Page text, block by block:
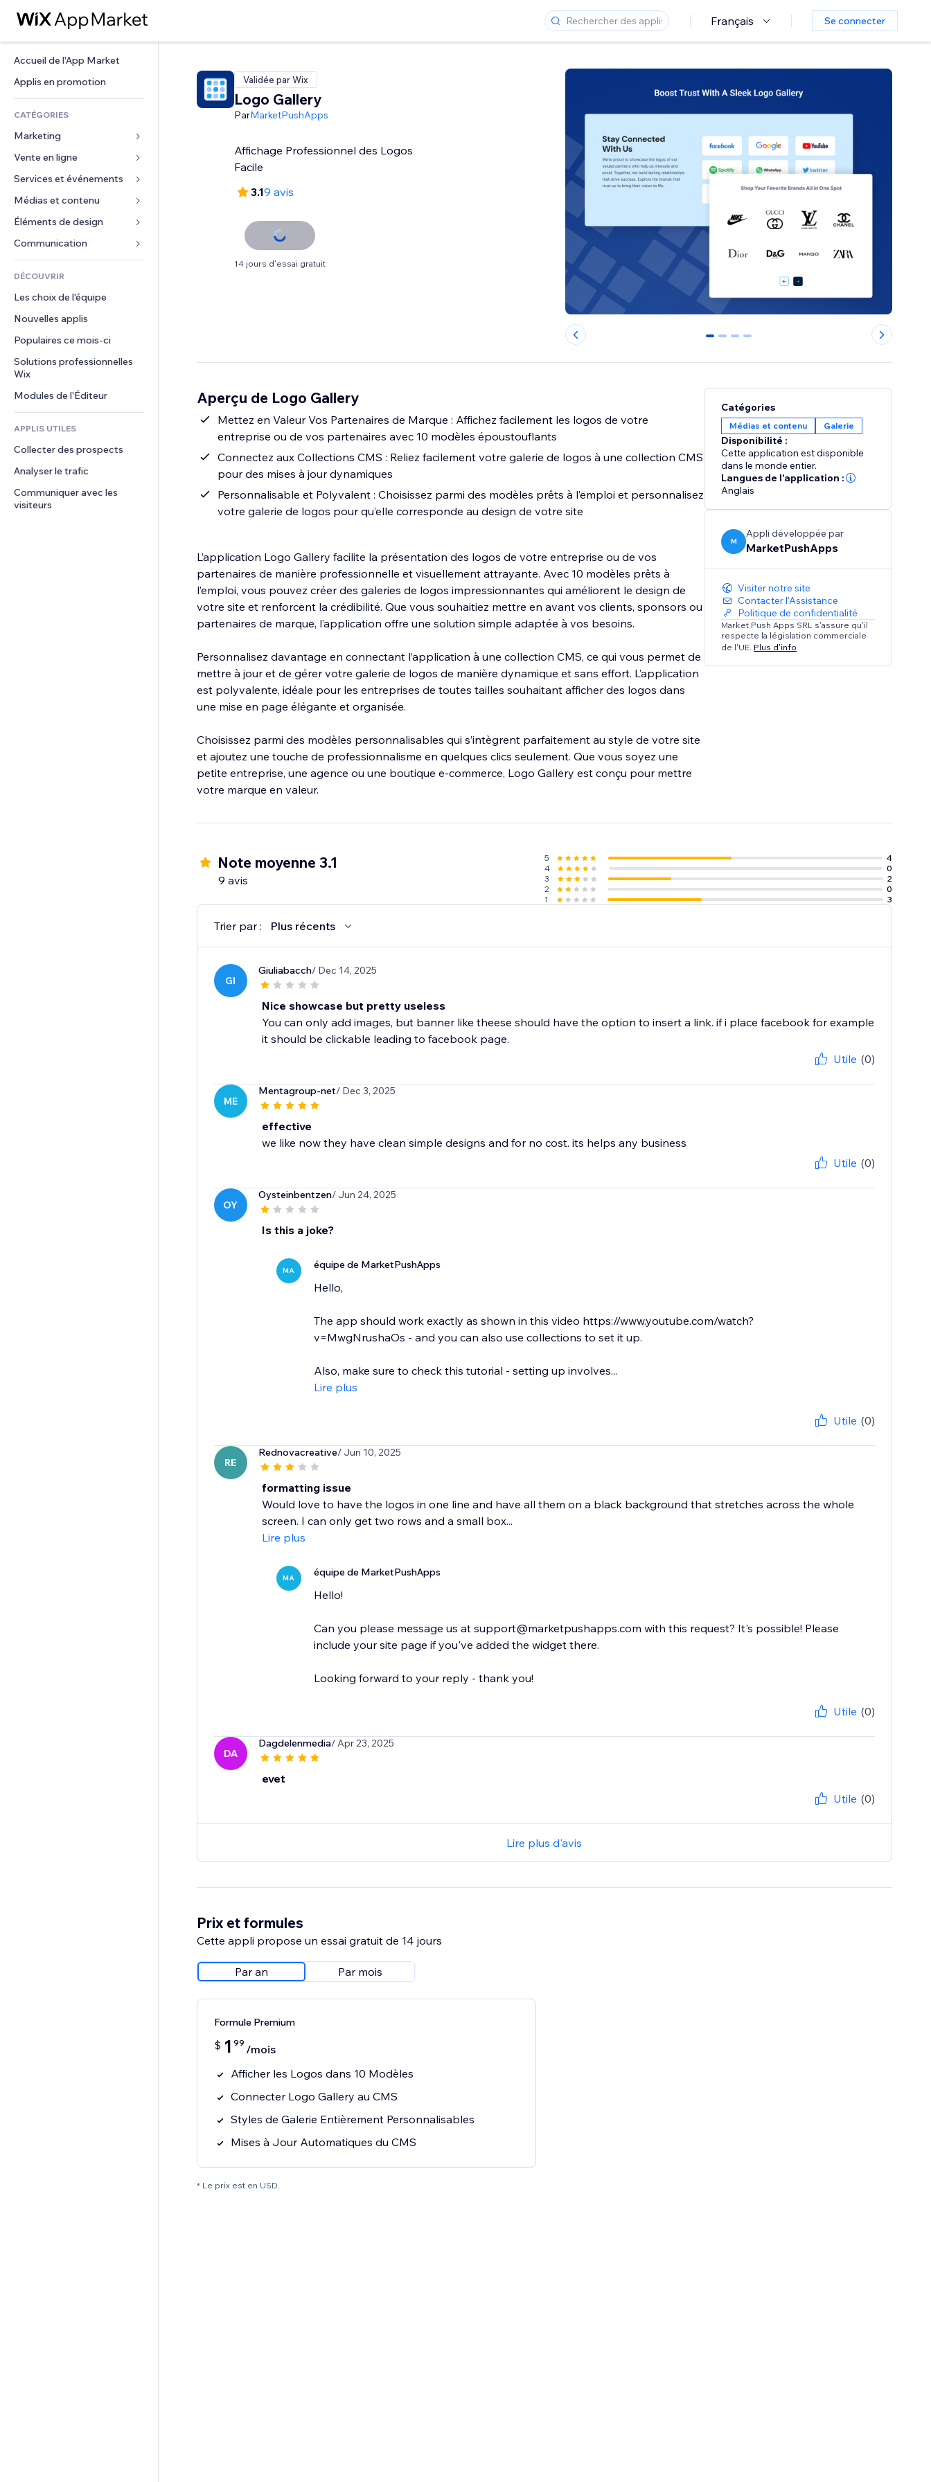
Français Se connecter
Accueil de l'App Market
Applis en promotion
CATÉGORIES
Marketing
Publicités
Mobile
Données analytiques
Réseaux sociaux
Classement de sites
E-mail
Vente en ligne
Applis pour les boutiques
Expédition et livraison
Boutons Vente
Comptabilité
Coupons et fidélisation
Solutions d'entreposage
Financement participatif
Alimentation et boissons
Services et événements
Hôtels
Événements
Restaurants
Immobilier
Réservations
Médias et contenu
Galerie
Musique
Podcasts
Photographie
Vidéo
PDF
Partage de fichiers
Actualités
Services de contenu
Effets de texte
Éléments de design
Cartes et navigation
Confidentialité
Horloge
Modèles de pages
Effets sur images
Boutons et menus
Bannières et badges
Calculateurs
Rechercher
Formulaires
Sondages
Chat
Commentaires
Téléphone
Communauté
Avis et commentaires
DÉCOUVRIR
Les choix de l'équipe
Nouvelles applis
Populaires ce mois‑ci
Solutions professionnelles
Wix
Modules de l'Éditeur
APPLIS UTILES
Collecter des prospects
Analyser le trafic
Communiquer avec les
visiteurs
Validée par Wix
Logo Gallery
ParMarketPushApps
Affichage Professionnel des Logos
Facile
3.19 avis
14 jours d'essai gratuit
0 1 2 3
Aperçu de Logo Gallery
Mettez en Valeur Vos Partenaires de Marque : Affichez facilement les logos de votre
entreprise ou de vos partenaires avec 10 modèles époustouflants
Connectez aux Collections CMS : Reliez facilement votre galerie de logos à une collection CMS
pour des mises à jour dynamiques
Personnalisable et Polyvalent : Choisissez parmi des modèles prêts à l’emploi et personnalisez
votre galerie de logos pour qu’elle corresponde au design de votre site
L’application Logo Gallery facilite la présentation des logos de votre entreprise ou de vos
partenaires de manière professionnelle et visuellement attrayante. Avec 10 modèles prêts à
l’emploi, vous pouvez créer des galeries de logos impressionnantes qui améliorent le design de
votre site et renforcent la crédibilité. Que vous souhaitiez mettre en avant vos clients, sponsors ou
partenaires de marque, l’application offre une solution simple adaptée à vos besoins.
Personnalisez davantage en connectant l’application à une collection CMS, ce qui vous permet de
mettre à jour et de gérer votre galerie de logos de manière dynamique et sans effort. L’application
est polyvalente, idéale pour les entreprises de toutes tailles souhaitant afficher des logos dans
une mise en page élégante et organisée.
Choisissez parmi des modèles personnalisables qui s’intègrent parfaitement au style de votre site
et ajoutez une touche de professionnalisme en quelques clics seulement. Que vous soyez une
petite entreprise, une agence ou une boutique e-commerce, Logo Gallery est conçu pour mettre
votre marque en valeur.
Catégories
Médias et contenu Galerie
Disponibilité :
Cette application est disponible
dans le monde entier.
Langues de l'application :
Anglais
M
Appli développée par
MarketPushApps
Visiter notre site
Contacter l'Assistance
Politique de confidentialité
Market Push Apps SRL s'assure qu'il
respecte la législation commerciale
de l'UE. Plus d'info
Note moyenne 3.1
9 avis
5
4
4
0
3
2
2
0
1
3
Trier par : Plus récents
GI
Giuliabacch/ Dec 14, 2025
Nice showcase but pretty useless
You can only add images, but banner like theese should have the option to insert a link. if i place facebook for example
it should be clickable leading to facebook page.
Utile (0)
ME
Mentagroup-net/ Dec 3, 2025
effective
we like now they have clean simple designs and for no cost. its helps any business
Utile (0)
OY
Oysteinbentzen/ Jun 24, 2025
Is this a joke?
MA équipe de MarketPushApps
Hello,
The app should work exactly as shown in this video https://www.youtube.com/watch?
v=MwgNrushaOs - and you can also use collections to set it up.
Also, make sure to check this tutorial - setting up involves...
Lire plus
Utile (0)
RE
Rednovacreative/ Jun 10, 2025
formatting issue
Would love to have the logos in one line and have all them on a black background that stretches across the whole
screen. I can only get two rows and a small box...
Lire plus
MA équipe de MarketPushApps
Hello!
Can you please message us at support@marketpushapps.com with this request? It's possible! Please
include your site page if you've added the widget there.
Looking forward to your reply - thank you!
Utile (0)
DA
Dagdelenmedia/ Apr 23, 2025
evet
Utile (0)
Lire plus d'avis
Prix et formules
Cette appli propose un essai gratuit de 14 jours
Par an Par mois
Formule Premium
$ 1 99 /mois
Afficher les Logos dans 10 Modèles
Connecter Logo Gallery au CMS
Styles de Galerie Entièrement Personnalisables
Mises à Jour Automatiques du CMS
* Le prix est en USD.